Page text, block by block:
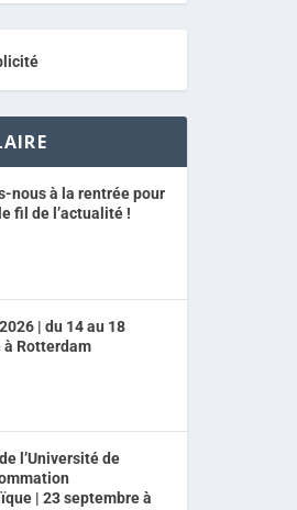
nous à la rentrée pour
fil de l’actualité !
| du 14 au 18
Rotterdam
l’Université de
| 23 septembre à